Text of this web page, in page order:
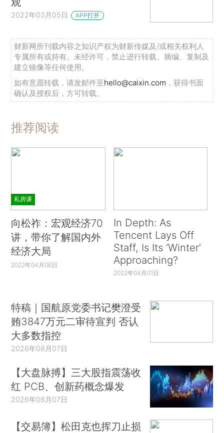
2022年03月05日 APP打开
财新网所刊载内容之知识产权为财新传媒及/或相关权利人
专属所有或持有。未经许可，禁止进行转载、摘编、复制及
建立镜像等任何使用。
如有意愿转载，请发邮件至hello@caixin.com ，获得书面
确认及授权后，方可转载。
推荐阅读
私房课
向松祚：宏观经济70
讲，带你了解国内外
经济大局
2022年04月06日
In Depth: As
Tencent Lays Off
Staff, Is Its ‘Winter’
Approaching?
2022年04月01日
特稿｜国航原党委书记樊澄受
贿3847万元二审待宣判 否认
大多数指控
2026年08月07日
【大盘脉搏】三大股指震荡收
红 PCB、创新药概念爆发
2026年08月07日
【交易簿】松田克也挥刀止损